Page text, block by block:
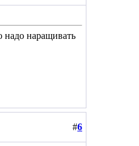
надо наращивать
#6